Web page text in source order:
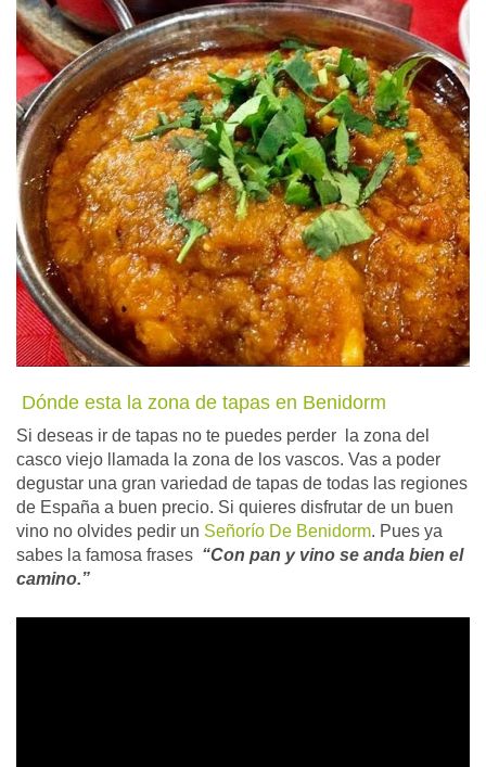
Dónde esta la zona de tapas en Benidorm
Si deseas ir de tapas no te puedes perder la zona del
casco viejo llamada la zona de los vascos. Vas a poder
degustar una gran variedad de tapas de todas las regiones
de España a buen precio. Si quieres disfrutar de un buen
vino no olvides pedir un Señorío De Benidorm. Pues ya
sabes la famosa frases “Con pan y vino se anda bien el
camino.”